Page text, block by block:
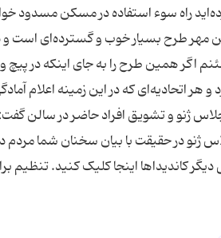
راه سوء استفاده در مسكن
مهر طرح بسیار خوب و گسترده‌ای است
اگر همین طرح را به جای اینكه در پیچ
هر اتحادیه‌ای كه در این زمینه اعلام
ژنو و تشویق افراد حاضر در سالن
ژنو در حقیقت با بیان سخنان شما مردم
دیگر کاندیداها اینجا کلیک کنید. تنظیم